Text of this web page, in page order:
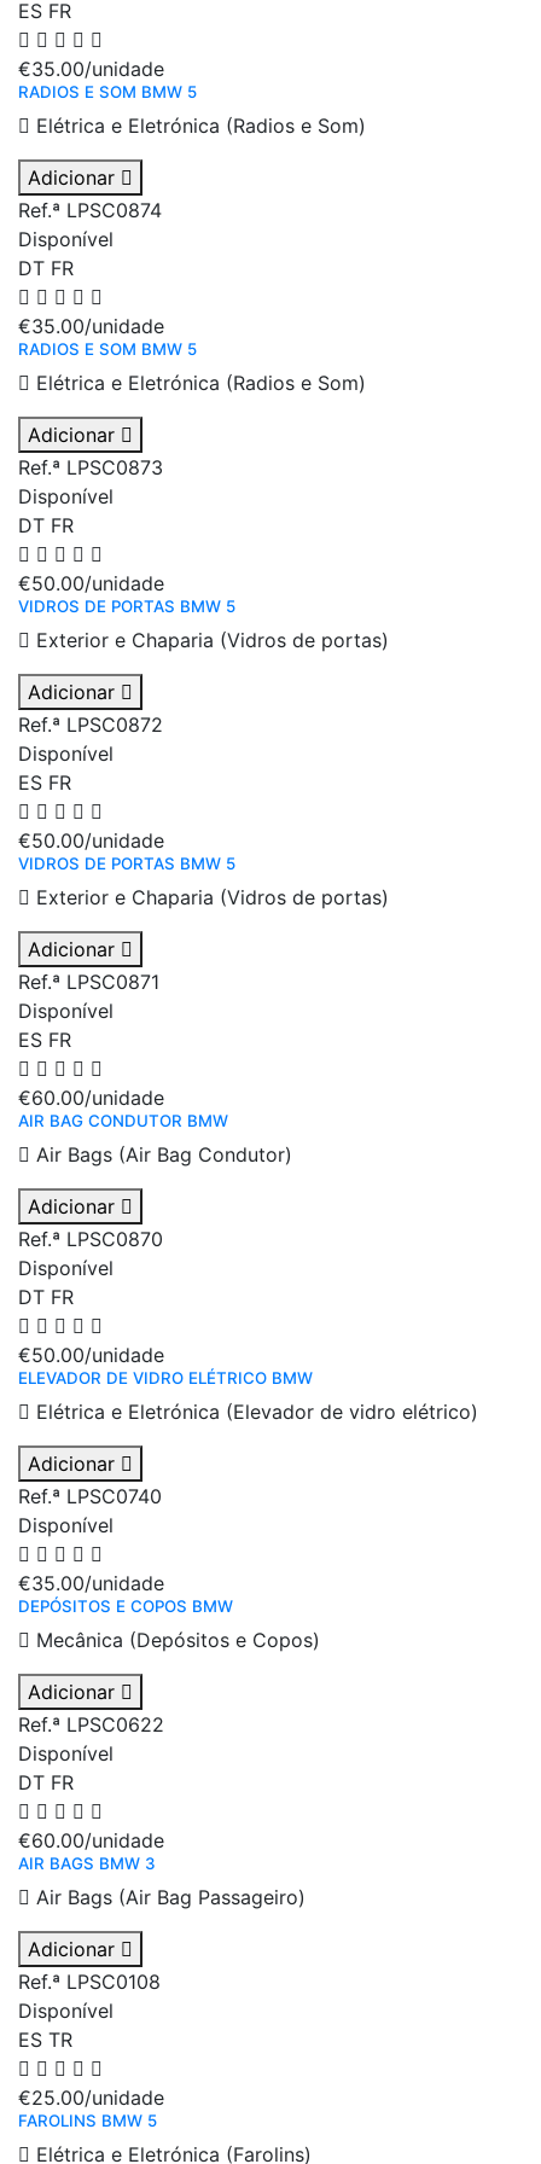
ES FR
€35.00/unidade
RADIOS E SOM BMW 5
Elétrica e Eletrónica (Radios e Som)
Adicionar
Ref.ª LPSC0874
Disponível
DT FR
€35.00/unidade
RADIOS E SOM BMW 5
Elétrica e Eletrónica (Radios e Som)
Adicionar
Ref.ª LPSC0873
Disponível
DT FR
€50.00/unidade
VIDROS DE PORTAS BMW 5
Exterior e Chaparia (Vidros de portas)
Adicionar
Ref.ª LPSC0872
Disponível
ES FR
€50.00/unidade
VIDROS DE PORTAS BMW 5
Exterior e Chaparia (Vidros de portas)
Adicionar
Ref.ª LPSC0871
Disponível
ES FR
€60.00/unidade
AIR BAG CONDUTOR BMW
Air Bags (Air Bag Condutor)
Adicionar
Ref.ª LPSC0870
Disponível
DT FR
€50.00/unidade
ELEVADOR DE VIDRO ELÉTRICO BMW
Elétrica e Eletrónica (Elevador de vidro elétrico)
Adicionar
Ref.ª LPSC0740
Disponível
€35.00/unidade
DEPÓSITOS E COPOS BMW
Mecânica (Depósitos e Copos)
Adicionar
Ref.ª LPSC0622
Disponível
DT FR
€60.00/unidade
AIR BAGS BMW 3
Air Bags (Air Bag Passageiro)
Adicionar
Ref.ª LPSC0108
Disponível
ES TR
€25.00/unidade
FAROLINS BMW 5
Elétrica e Eletrónica (Farolins)